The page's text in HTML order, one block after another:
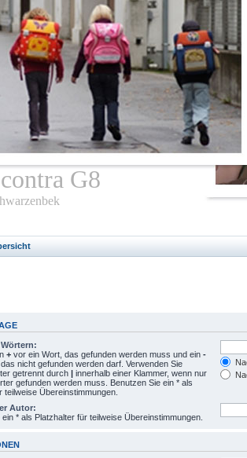
G8
+ vor ein Wort, das gefunden werden muss und ein -
nicht gefunden werden darf. Verwenden Sie
getrennt durch | innerhalb einer Klammer, wenn nur
gefunden werden muss. Benutzen Sie ein * als
teilweise Übereinstimmungen.
Autor:
ein * als Platzhalter für teilweise Übereinstimmungen.